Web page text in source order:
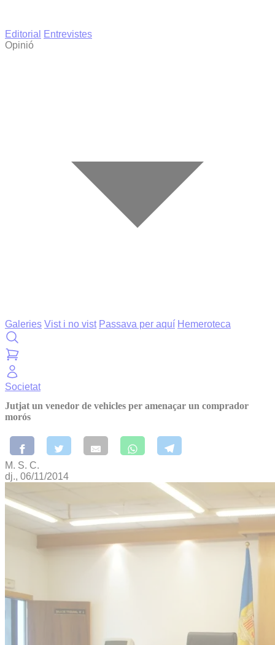
Editorial
Entrevistes
Opinió
Galeries Vist i no vist Passava per aquí Hemeroteca
Societat
Jutjat un venedor de vehicles per amenaçar un comprador
morós
M. S. C.
dj., 06/11/2014